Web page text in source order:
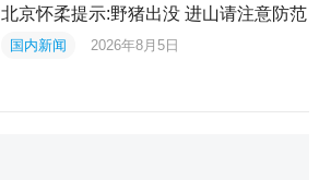
北京怀柔提示:野猪出没 进山请注意防范
国内新闻 2026年8月5日